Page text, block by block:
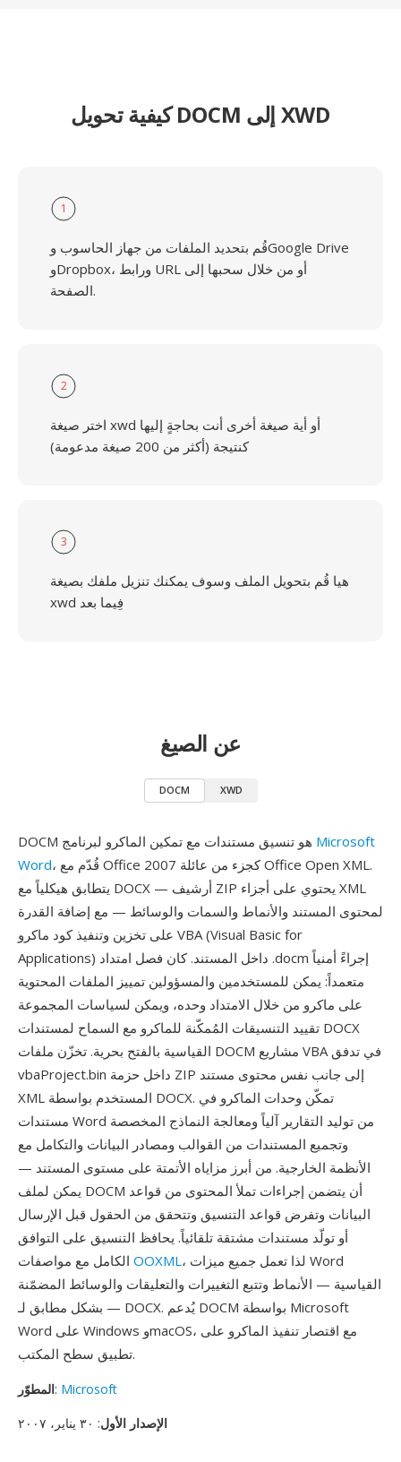
كيفية تحويل DOCM إلى XWD
1
قُم بتحديد الملفات من جهاز الحاسوب وGoogle Drive
وDropbox، ورابط URL أو من خلال سحبها إلى
الصفحة.
2
اختر صيغة xwd أو أية صيغة أخرى أنت بحاجةٍ إليها
كنتيجة (أكثر من 200 صيغة مدعومة)
3
هيا قُم بتحويل الملف وسوف يمكنك تنزيل ملفك بصيغة
xwd فِيما بعد
عن الصيغ
DOCM XWD
Microsoft
Word، قُدّم مع Office 2007 كجزء من عائلة Office Open XML.
يتطابق هيكلياً مع DOCX — أرشيف ZIP يحتوي على أجزاء XML
لمحتوى المستند والأنماط والسمات والوسائط — مع إضافة القدرة
على تخزين وتنفيذ كود ماكرو VBA (Visual Basic for
Applications) داخل المستند. كان فصل امتداد .docm إجراءً أمنياً
متعمداً: يمكن للمستخدمين والمسؤولين تمييز الملفات المحتوية
على ماكرو من خلال الامتداد وحده، ويمكن لسياسات المجموعة
تقييد التنسيقات المُمكّنة للماكرو مع السماح لمستندات DOCX
القياسية بالفتح بحرية. تخزّن ملفات DOCM مشاريع VBA في تدفق
vbaProject.bin داخل حزمة ZIP إلى جانب نفس محتوى مستند
XML المستخدم بواسطة DOCX. تمكّن وحدات الماكرو في
مستندات Word من توليد التقارير آلياً ومعالجة النماذج المخصصة
وتجميع المستندات من القوالب ومصادر البيانات والتكامل مع
الأنظمة الخارجية. من أبرز مزاياه الأتمتة على مستوى المستند —
يمكن لملف DOCM أن يتضمن إجراءات تملأ المحتوى من قواعد
البيانات وتفرض قواعد التنسيق وتتحقق من الحقول قبل الإرسال
أو تولّد مستندات مشتقة تلقائياً. يحافظ التنسيق على التوافق
OOXML، لذا تعمل جميع ميزات Word
القياسية — الأنماط وتتبع التغييرات والتعليقات والوسائط المضمّنة
— بشكل مطابق لـ DOCX. يُدعم DOCM بواسطة Microsoft
Word على Windows وmacOS، مع اقتصار تنفيذ الماكرو على
تطبيق سطح المكتب.
المطوّر: Microsoft
الإصدار الأول: ٣٠ يناير، ٢٠٠٧